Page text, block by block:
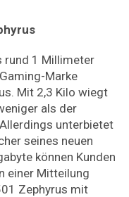
rund 1 Millimeter
Marke
Mit 2,3 Kilo wiegt
als der
unterbietet
seines neuen
können Kunden
einer Mitteilung
Zephyrus mit